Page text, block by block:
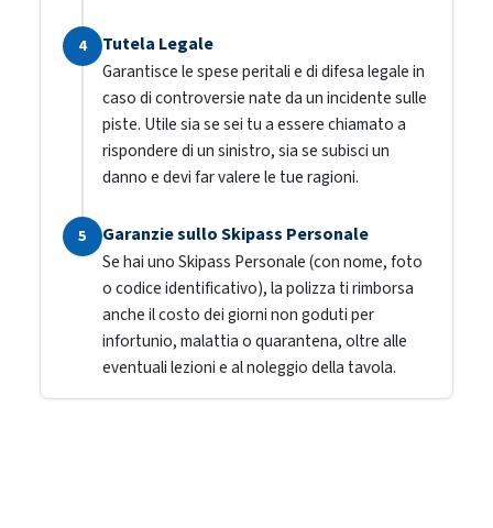
4 Tutela Legale
Garantisce le spese peritali e di difesa legale in
caso di controversie nate da un incidente sulle
piste. Utile sia se sei tu a essere chiamato a
rispondere di un sinistro, sia se subisci un
danno e devi far valere le tue ragioni.
5 Garanzie sullo Skipass Personale
Se hai uno Skipass Personale (con nome, foto
o codice identificativo), la polizza ti rimborsa
anche il costo dei giorni non goduti per
infortunio, malattia o quarantena, oltre alle
eventuali lezioni e al noleggio della tavola.